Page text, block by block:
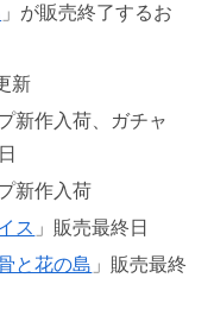
」が販売終了するお
新
新作入荷、ガチャ
新作入荷
ス 」販売最終日
と花の島 」販売最終